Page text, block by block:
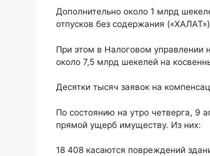
Дополнительно около 1 млрд
отпусков без содержания
При этом в Налоговом управлении
около 7,5 млрд шекелей на
Десятки тысяч заявок на
По состоянию на утро четверга, 9
прямой ущерб имуществу. Из них:
18 408 касаются повреждений